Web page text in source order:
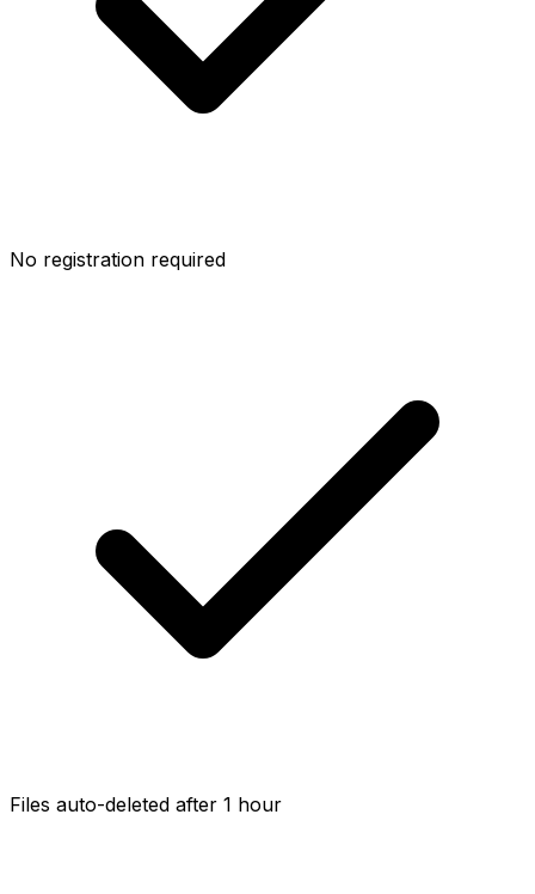
No registration required
Files auto-deleted after 1 hour